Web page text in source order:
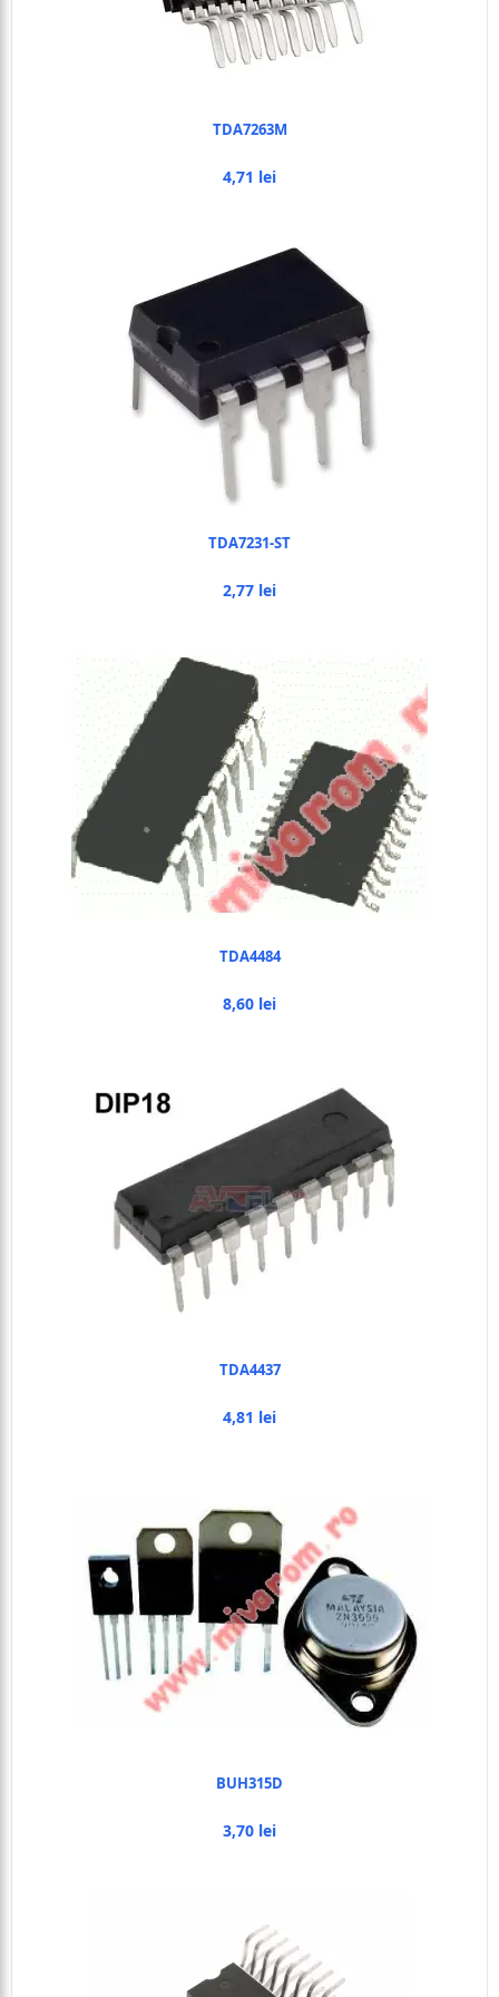
TDA7263M
4,71 lei
TDA7231-ST
2,77 lei
TDA4484
8,60 lei
TDA4437
4,81 lei
BUH315D
3,70 lei